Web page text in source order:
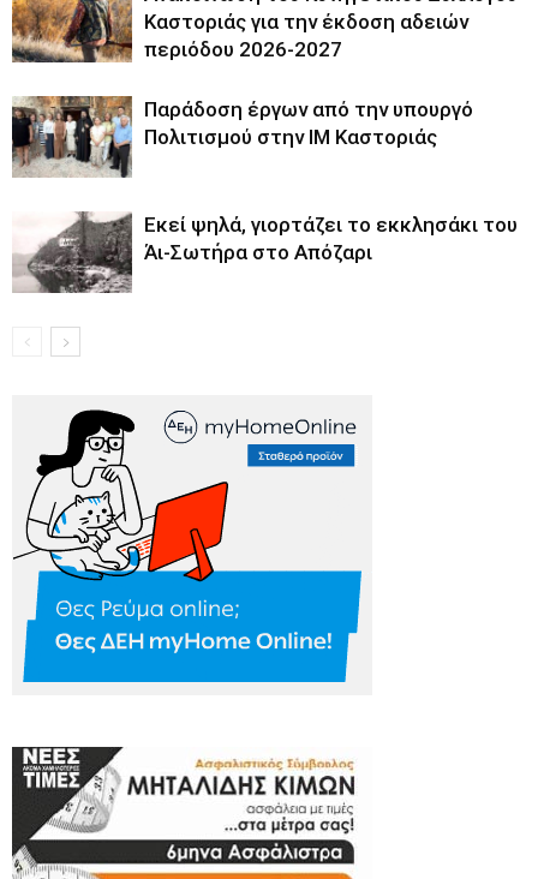
Καστοριάς για την έκδοση αδειών
περιόδου 2026-2027
Παράδοση έργων από την υπουργό
Πολιτισμού στην ΙΜ Καστοριάς
Εκεί ψηλά, γιορτάζει το εκκλησάκι του
Άι-Σωτήρα στο Απόζαρι